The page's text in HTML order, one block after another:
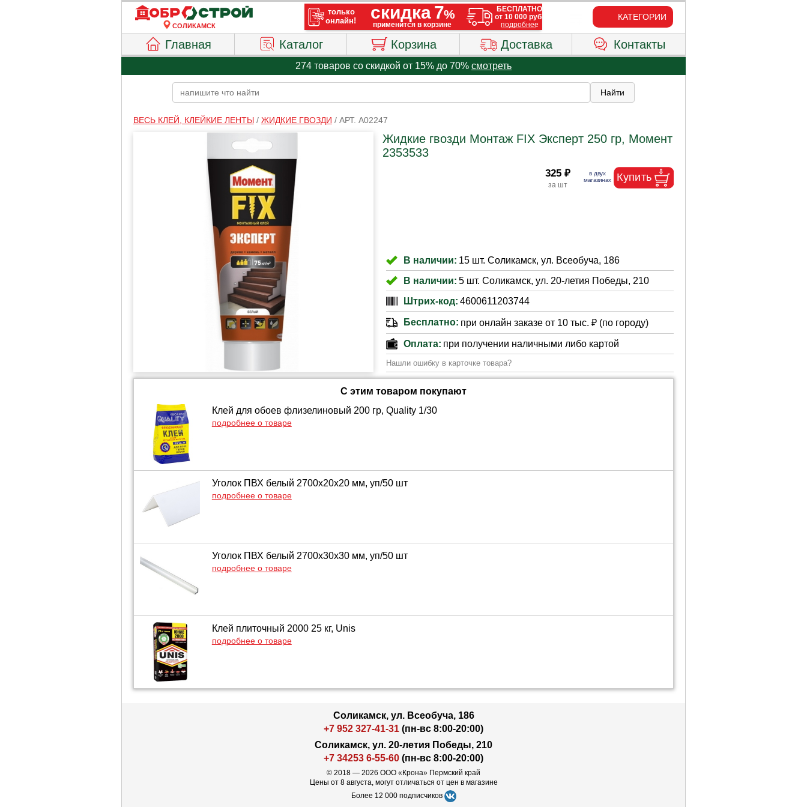
СОЛИКАМСК
КАТЕГОРИИ
Главная Каталог Корзина Доставка Контакты
274 товаров со скидкой от 15% до 70% смотреть
ВЕСЬ КЛЕЙ, КЛЕЙКИЕ ЛЕНТЫ/ ЖИДКИЕ ГВОЗДИ / АРТ. A02247
Жидкие гвозди Монтаж FIX Эксперт 250 гр, Момент
2353533
325 ₽
В наличии: 15 шт. Соликамск, ул. Всеобуча, 186
В наличии: 5 шт. Соликамск, ул. 20-летия Победы, 210
Штрих-код: 4600611203744
Бесплатно: при онлайн заказе от 10 тыс. ₽ (по городу)
Оплата: при получении наличными либо картой
Нашли ошибку в карточке товара?
С этим товаром покупают
Клей для обоев флизелиновый 200 гр, Quality 1/30
подробнее о товаре
Уголок ПВХ белый 2700x20x20 мм, уп/50 шт
подробнее о товаре
Уголок ПВХ белый 2700x30x30 мм, уп/50 шт
подробнее о товаре
Клей плиточный 2000 25 кг, Unis
подробнее о товаре
Соликамск, ул. Всеобуча, 186
+7 952 327-41-31 (пн-вс 8:00-20:00)
Соликамск, ул. 20-летия Победы, 210
+7 34253 6-55-60 (пн-вс 8:00-20:00)
© 2018 — 2026 ООО «Крона» Пермский край
Цены от 8 августа, могут отличаться от цен в магазине
Более 12 000 подписчиков